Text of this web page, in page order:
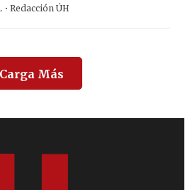
· Redacción ÚH
Carga Más